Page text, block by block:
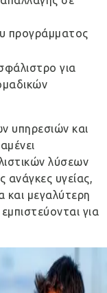
προγράμματος
για
υπηρεσιών και
λύσεων
ανάγκες υγείας,
και μεγαλύτερη
για